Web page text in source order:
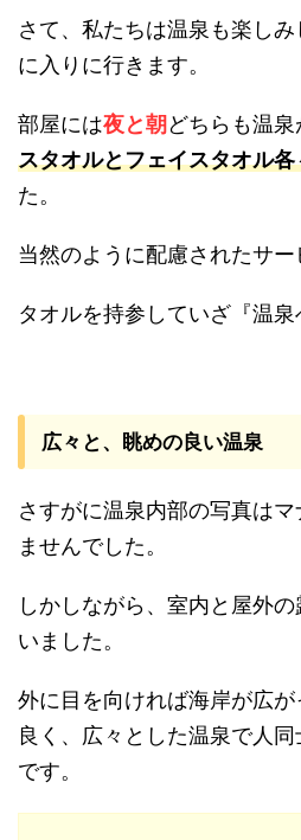
さて、私たちは温泉も楽し
に入りに行きます。
部屋には夜と朝どちらも温
スタオルとフェイスタオル各
た。
当然のように配慮されたサー
タオルを持参していざ『温泉
広々と、眺めの良い温泉
さすがに温泉内部の写真は
ませんでした。
しかしながら、室内と屋外
いました。
外に目を向ければ海岸が広
良く、広々とした温泉で人
です。